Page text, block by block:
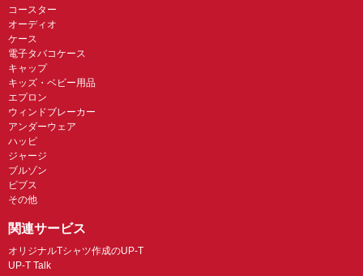
コースター
オーディオ
ケース
電子タバコケース
キャップ
キッズ・ベビー用品
エプロン
ウィンドブレーカー
アンダーウェア
ハッピ
ジャージ
ブルゾン
ビブス
その他
関連サービス
オリジナルTシャツ作成のUP-T
UP-T Talk